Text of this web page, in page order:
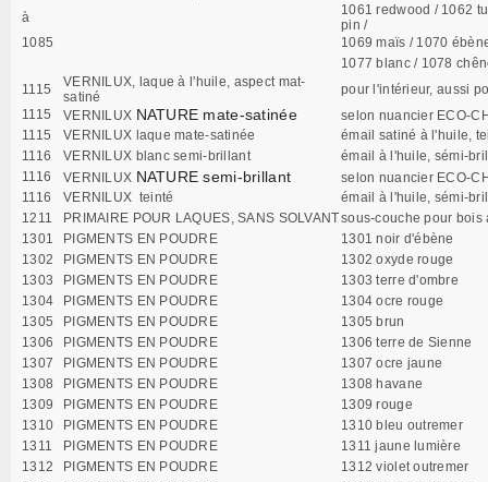
à
1061 redwood / 1062
pin /
1085
1069 maïs / 1070
1077 blanc / 1078
1115
VERNILUX, laque à l'huile, aspect mat-
satiné
pour l'intérieur, aussi
1115
VERNILUX NATURE mate-satinée
selon nuancier ECO-
1115
VERNILUX laque mate-satinée
émail satiné à l'huile,
1116
VERNILUX blanc semi-brillant
émail à l'huile, sémi-
1116
VERNILUX NATURE semi-brillant
selon nuancier ECO-
1116
VERNILUX teinté
émail à l'huile, sémi-
1211
PRIMAIRE POUR LAQUES, SANS SOLVANTsous-couche pour
1301
PIGMENTS EN POUDRE
1301 noir d'ébène
1302
PIGMENTS EN POUDRE
1302 oxyde rouge
1303
PIGMENTS EN POUDRE
1303 terre d'ombre
1304
PIGMENTS EN POUDRE
1304 ocre rouge
1305
PIGMENTS EN POUDRE
1305 brun
1306
PIGMENTS EN POUDRE
1306 terre de Sienne
1307
PIGMENTS EN POUDRE
1307 ocre jaune
1308
PIGMENTS EN POUDRE
1308 havane
1309
PIGMENTS EN POUDRE
1309 rouge
1310
PIGMENTS EN POUDRE
1310 bleu outremer
1311
PIGMENTS EN POUDRE
1311 jaune lumière
1312
PIGMENTS EN POUDRE
1312 violet outremer